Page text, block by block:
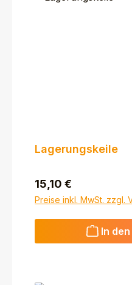
Lagerungskeile
Regulärer Preis:
15,10 €
Preise inkl. MwSt. zzgl.
In